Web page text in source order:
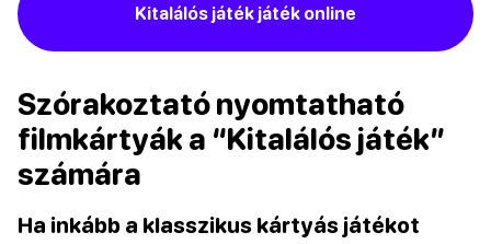
Kitalálós játék játék online
Szórakoztató nyomtatható
filmkártyák a “Kitalálós játék”
számára
Ha inkább a klasszikus kártyás játékot